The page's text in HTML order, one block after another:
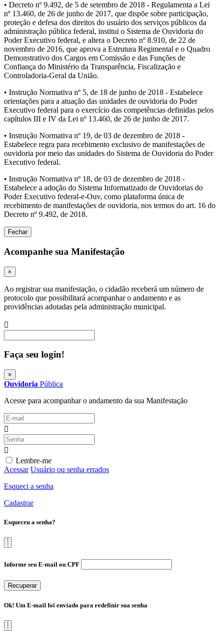
• Decreto nº 9.492, de 5 de setembro de 2018 - Regulamenta a Lei
nº 13.460, de 26 de junho de 2017, que dispõe sobre participação,
proteção e defesa dos direitos do usuário dos serviços públicos da
administração pública federal, institui o Sistema de Ouvidoria do
Poder Executivo federal, e altera o Decreto nº 8.910, de 22 de
novembro de 2016, que aprova a Estrutura Regimental e o Quadro
Demonstrativo dos Cargos em Comissão e das Funções de
Confiança do Ministério da Transparência, Fiscalização e
Controladoria-Geral da União.
• Instrução Normativa nº 5, de 18 de junho de 2018 - Estabelece
orientações para a atuação das unidades de ouvidoria do Poder
Executivo federal para o exercício das competências definidas pelos
capítulos III e IV da Lei nº 13.460, de 26 de junho de 2017.
• Instrução Normativa nº 19, de 03 de dezembro de 2018 -
Estabelece regra para recebimento exclusivo de manifestações de
ouvidoria por meio das unidades do Sistema de Ouvidoria do Poder
Executivo federal.
• Instrução Normativa nº 18, de 03 de dezembro de 2018 -
Estabelece a adoção do Sistema Informatizado de Ouvidorias do
Poder Executivo federal-e-Ouv, como plataforma única de
recebimento de manifestações de ouvidoria, nos termos do art. 16 do
Decreto nº 9.492, de 2018.
Fechar
Acompanhe sua Manifestação
×
Ao registrar sua manifestação, o cidadão receberá um número de
protocolo que possibilitará acompanhar o andamento e as
providências adotadas pela administração municipal.
Faça seu login!
×
Ouvidoria Pública
Acesse para acompanhar o andamento da sua Manifestação
Lembre-me
Acessar Usuário ou senha errados
Esqueci a senha
Cadastrar
Esqueceu a senha?
Informe seu E-mail ou CPF
Recuperar
Ok! Um E-mail foi enviado para redefinir sua senha